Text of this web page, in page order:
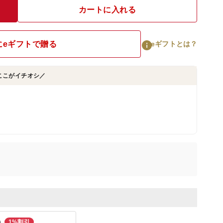
カートに入れる
eギフトで贈る eギフトとは？
こがイチオシ／